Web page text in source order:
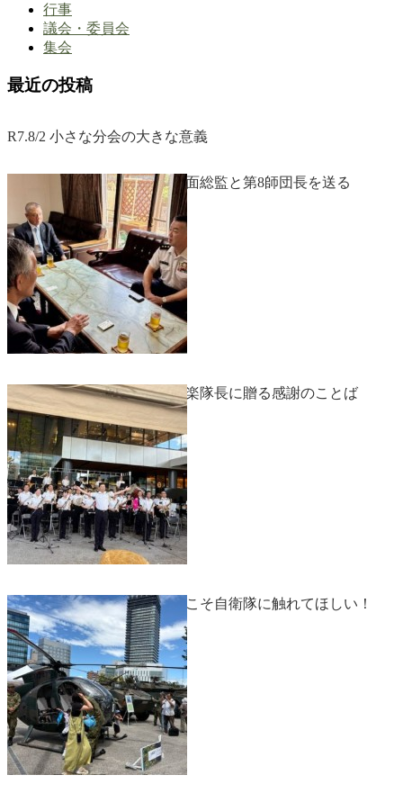
行事
議会・委員会
集会
最近の投稿
R7.8/2 小さな分会の大きな意義
R7.7/29 西部方面総監と第8師団長を送る
R7.7/27 第８音楽隊長に贈る感謝のことば
R7.7/27 夏休みこそ自衛隊に触れてほしい！